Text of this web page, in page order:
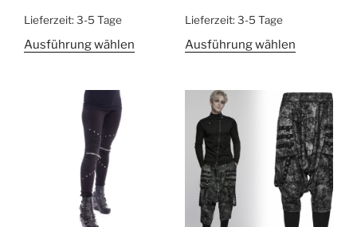
Lieferzeit: 3-5 Tage
Ausführung wählen
Lieferzeit: 3-5 Tage
Ausführung wählen